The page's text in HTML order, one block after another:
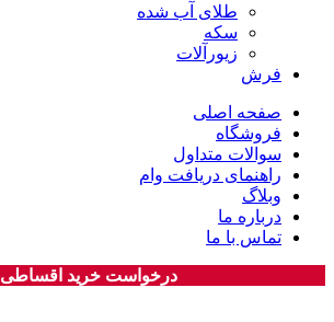
طلای آب شده
سکه
زیورآلات
فرش
صفحه اصلی
فروشگاه
سوالات متداول
راهنمای دریافت وام
وبلاگ
درباره ما
تماس با ما
درخواست خرید اقساطی